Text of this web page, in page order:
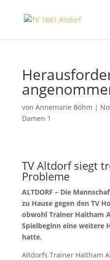
von Annemarie Böhm |
Damen 1
TV Altdorf siegt
Probleme
ALTDORF – Die
zu Hause gegen den TV
obwohl Trainer Haitham
Spielbeginn eine weitere
hatte.
Altdorfs Trainer Haitham